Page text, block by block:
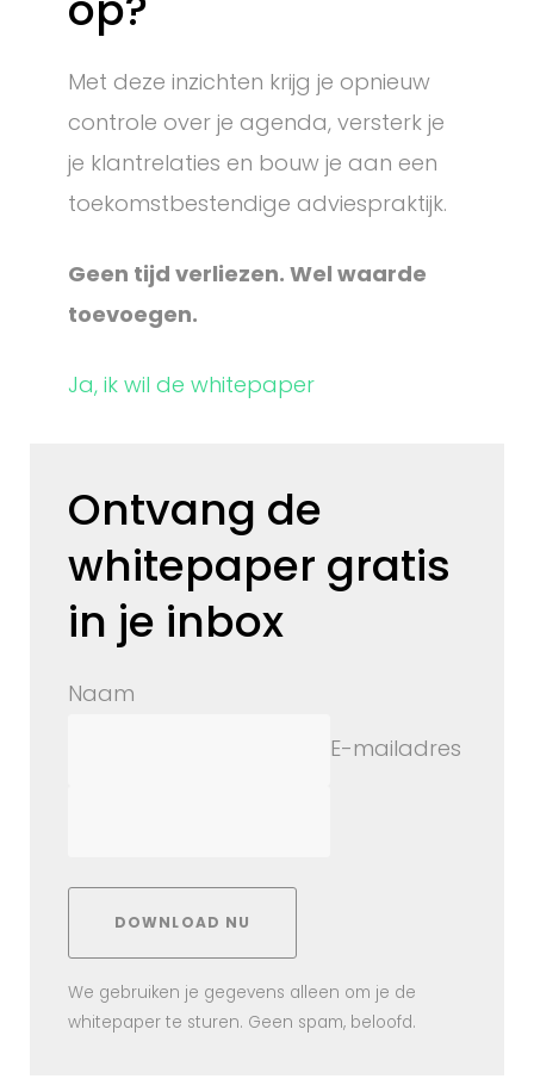
Met deze inzichten krijg je opnieuw
controle over je agenda, versterk je
je klantrelaties en bouw je aan een
toekomstbestendige adviespraktijk.
Geen tijd verliezen. Wel waarde
toevoegen.
Ja, ik wil de whitepaper
Ontvang de
whitepaper gratis
in je inbox
Naam
E-mailadres
DOWNLOAD NU
We gebruiken je gegevens alleen om je de
whitepaper te sturen. Geen spam, beloofd.